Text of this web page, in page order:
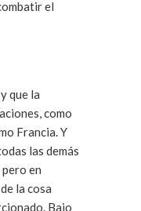
el
que la
como
Francia. Y
las demás
en
la cosa
Bajo